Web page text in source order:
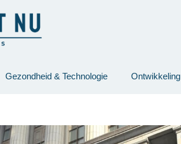
Gezondheid & Technologie Ontwikkeling